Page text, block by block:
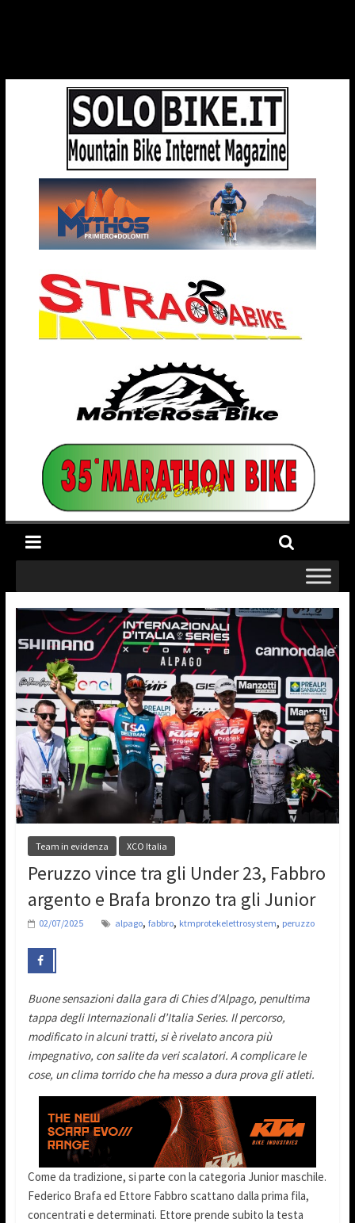
Team in evidenza XCO Italia
Peruzzo vince tra gli Under 23, Fabbro
argento e Brafa bronzo tra gli Junior
02/07/2025 alpago, fabbro, ktmprotekelettrosystem, peruzzo
Buone sensazioni dalla gara di Chies d’Alpago, penultima
tappa degli Internazionali d’Italia Series. Il percorso,
modificato in alcuni tratti, si è rivelato ancora più
impegnativo, con salite da veri scalatori. A complicare le
cose, un clima torrido che ha messo a dura prova gli atleti.
Come da tradizione, si parte con la categoria Junior maschile.
Federico Brafa ed Ettore Fabbro scattano dalla prima fila,
concentrati e determinati. Ettore prende subito la testa